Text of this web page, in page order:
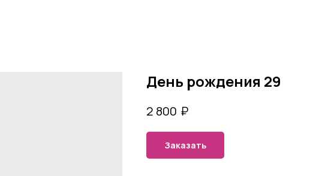
День рождения 29
2 800 ₽
Заказать